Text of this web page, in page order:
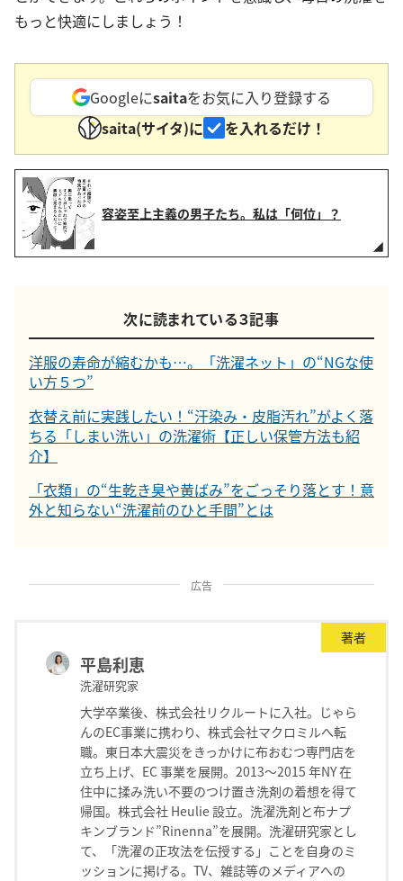
もっと快適にしましょう！
Googleにsaitaをお気に入り登録する
saita(サイタ)に
を入れるだけ！
容姿至上主義の男子たち。私は「何位」？
次に読まれている３記事
洋服の寿命が縮むかも…。「洗濯ネット」の“NGな使
い方５つ”
衣替え前に実践したい！“汗染み・皮脂汚れ”がよく落
ちる「しまい洗い」の洗濯術【正しい保管方法も紹
介】
「衣類」の“生乾き臭や黄ばみ”をごっそり落とす！意
外と知らない“洗濯前のひと手間”とは
広告
著者
平島利恵
洗濯研究家
大学卒業後、株式会社リクルートに入社。じゃら
んのEC事業に携わり、株式会社マクロミルへ転
職。東日本大震災をきっかけに布おむつ専門店を
立ち上げ、EC 事業を展開。2013～2015 年NY 在
住中に揉み洗い不要のつけ置き洗剤の着想を得て
帰国。株式会社 Heulie 設立。洗濯洗剤と布ナプ
キンブランド”Rinenna”を展開。洗濯研究家とし
て、「洗濯の正攻法を伝授する」ことを自身のミ
ッションに掲げる。TV、雑誌等のメディアへの